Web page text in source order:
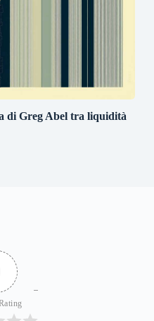
di Greg Abel tra liquidità